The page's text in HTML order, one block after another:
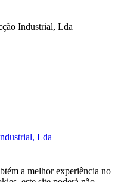
Industrial, Lda
Lda
a melhor experiência no